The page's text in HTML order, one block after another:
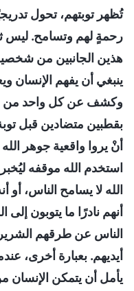
تُظهر توبتهم، تحول
رحمةٍ لهم وتسامح. ليس
هذين الجانبين من
ينبغي أن يفهم الإنسان
وكشف عن كل واحد من
بقطبين متضادين قبل
أنْ يروا واقعية جوهر
استخدم الله موقفه
الله لا يسامح الناس، أو
أنهم نادرًا ما يتوبون إلى
الناس عن طرقهم
أيديهم. بعبارة أخرى،
يأمل أن يتمكن الإنسان